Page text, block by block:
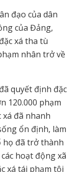
đạo của dân
của Đảng,
xá tha tù
nhân trở về
quyết định đặc
120.000 phạm
đã nhanh
ổn định, làm
đã trở thành
hoạt động xã
xá tái phạm tội